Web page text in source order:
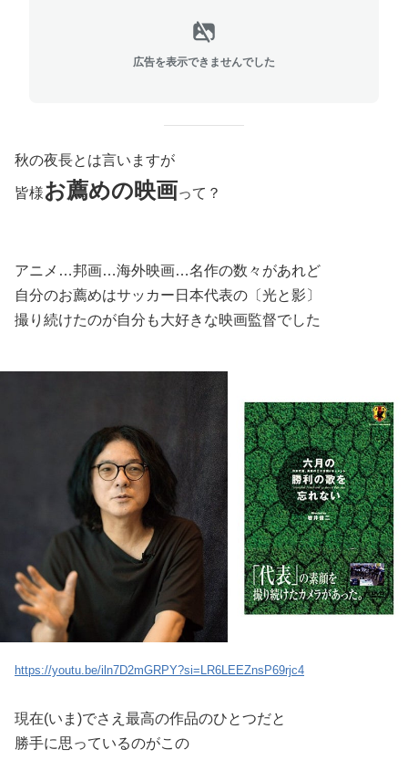
広告を表示できませんでした
秋の夜長とは言いますが
皆様お薦めの映画って？
アニメ…邦画…海外映画…名作の数々があれど
自分のお薦めはサッカー日本代表の〔光と影〕
撮り続けたのが自分も大好きな映画監督でした
https://youtu.be/iln7D2mGRPY?si=LR6LEEZnsP69rjc4
現在(いま)でさえ最高の作品のひとつだと
勝手に思っているのがこの